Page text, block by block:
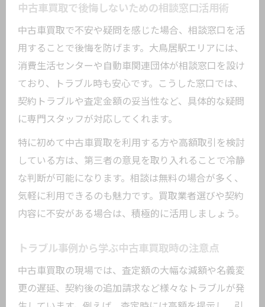
中古車買取で後悔しないための相談窓口活用術
中古車買取で不安や疑問を感じた場合、相談窓口を活
用することで後悔を防げます。大鳥居駅エリアには、
消費生活センターや自動車関連団体が相談窓口を設け
ており、トラブル時も安心です。こうした窓口では、
契約トラブルや査定金額の妥当性など、具体的な疑問
に専門スタッフが対応してくれます。
特に初めて中古車買取を利用する方や高額取引を検討
している方は、第三者の意見を取り入れることで冷静
な判断が可能になります。相談は無料の場合が多く、
気軽に利用できるのも魅力です。買取業者選びや契約
内容に不安がある場合は、積極的に活用しましょう。
トラブル事例から学ぶ中古車買取時の注意点
中古車買取の現場では、査定額の大幅な減額や名義変
更の遅延、契約後の追加請求など様々なトラブルが発